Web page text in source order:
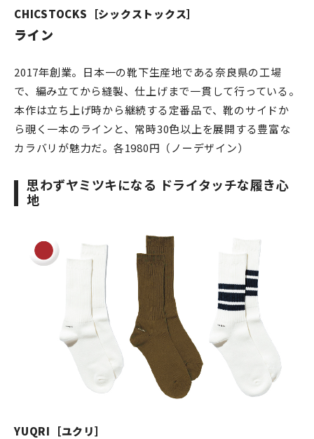
CHICSTOCKS［シックストックス］
ライン
2017年創業。日本一の靴下生産地である奈良県の工場
で、編み立てから縫製、仕上げまで一貫して行っている。
本作は立ち上げ時から継続する定番品で、靴のサイドか
ら覗く一本のラインと、常時30色以上を展開する豊富な
カラバリが魅力だ。各1980円（ノーデザイン）
思わずヤミツキになる ドライタッチな履き心
地
YUQRI［ユクリ］